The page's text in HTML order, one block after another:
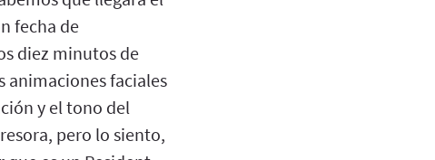
fecha de
diez minutos de
animaciones faciales
y el tono del
pero lo siento,